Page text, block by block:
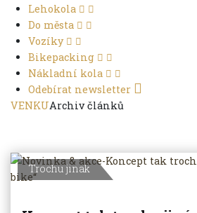
Lehokola
Do města
Vozíky
Bikepacking
Nákladní kola
Odebírat newsletter
VENKUArchiv článků
Trochu jinak